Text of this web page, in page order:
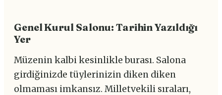
Genel Kurul Salonu: Tarihin Yazıldığı
Yer
Müzenin kalbi kesinlikle burası. Salona
girdiğinizde tüylerinizin diken diken
olmaması imkansız. Milletvekili sıraları,